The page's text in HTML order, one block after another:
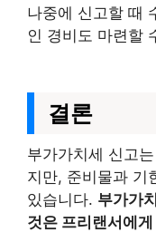
나중에 신고할 때
인 경비도 마련할
결론
부가가치세 신고
지만, 준비물과 기
있습니다. 부가가
것은 프리랜서에